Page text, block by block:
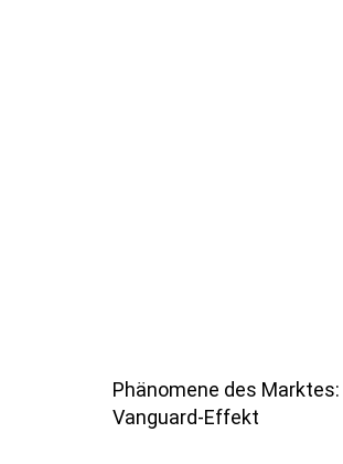
Phänomene des Marktes:
Vanguard-Effekt